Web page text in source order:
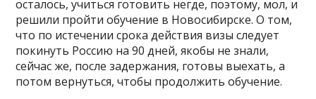
осталось, учиться готовить негде, поэтому, мол, и
решили пройти обучение в Новосибирске. О том,
что по истечении срока действия визы следует
покинуть Россию на 90 дней, якобы не знали,
сейчас же, после задержания, готовы выехать, а
потом вернуться, чтобы продолжить обучение.